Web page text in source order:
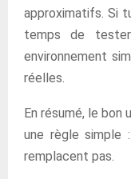
approximatifs. Si
temps de tester
environnement
réelles.
En résumé, le bon
une règle simple
remplacent pas.